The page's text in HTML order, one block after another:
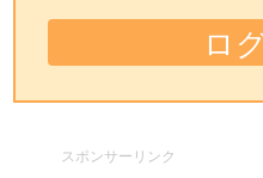
スポンサーリンク